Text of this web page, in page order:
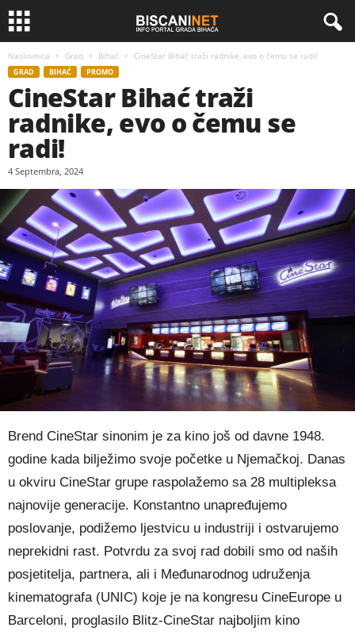
Naslovnica Grad Bihać CineStar Bihać traži radnike, evo o čemu se radi!
GRAD BIHAĆ PROMO
CineStar Bihać traži
radnike, evo o čemu se
radi!
4 Septembra, 2024
Brend CineStar sinonim je za kino još od davne 1948.
godine kada bilježimo svoje početke u Njemačkoj. Danas
u okviru CineStar grupe raspolažemo sa 28 multipleksa
najnovije generacije. Konstantno unapređujemo
poslovanje, podižemo ljestvicu u industriji i ostvarujemo
neprekidni rast. Potvrdu za svoj rad dobili smo od naših
posjetitelja, partnera, ali i Međunarodnog udruženja
kinematografa (UNIC) koje je na kongresu CineEurope u
Barceloni, proglasilo Blitz-CineStar najboljim kino